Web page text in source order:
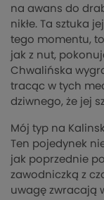
na awans do
nikłe. Ta sztuka
tego momentu,
jak z nut,
Chwalińska
tracąc w tych
dziwnego, że jej
Mój typ na
Ten pojedynek
jak poprzednie
zawodniczką z
uwagę zwracają